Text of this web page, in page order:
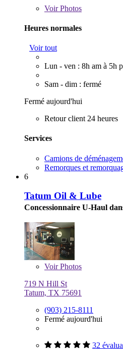
VoirPhotos
Heures normales
Voir tout
Lun - ven : 8h am à 5h
Sam - dim : fermé
Fermé aujourd'hui
Retour client 24 heures
Services
Camions de
Remorques et
6
Tatum Oil & Lube
Concessionnaire U-Haul
VoirPhotos
719 N Hill St
Tatum, TX 75691
(903) 215-8111
Fermé aujourd'hui
32